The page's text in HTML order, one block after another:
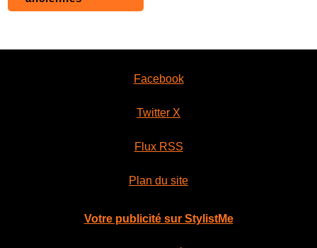
Facebook
Twitter X
Flux RSS
Plan du site
Votre publicité sur StylistMe